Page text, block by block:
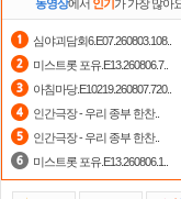
동영상에서 인기가 가장 많아
심야괴담회6.E07.260803.108..
미스트롯 포유.E13.260806.7..
아침마당.E10219.260807.720..
인간극장 - 우리 종부 한찬..
인간극장 - 우리 종부 한찬..
미스트롯 포유.E13.260806.1..